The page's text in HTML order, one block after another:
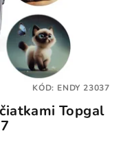
Topgal
KÓD: ENDY 23037